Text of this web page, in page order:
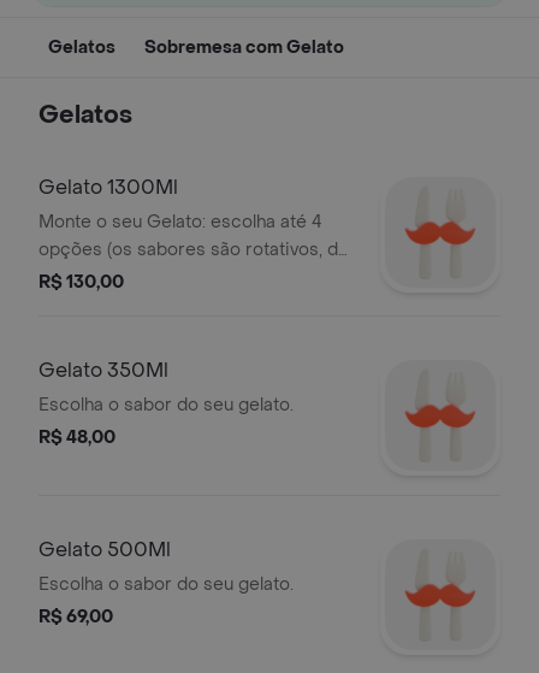
Gelatos Sobremesa com Gelato
Gelatos
Gelato 1300Ml
Monte o seu Gelato: escolha até 4
opções (os sabores são rotativos, de
acordo com a sazonalidade dos
R$ 130,00
Gelato 350Ml
Escolha o sabor do seu gelato.
R$ 48,00
Gelato 500Ml
Escolha o sabor do seu gelato.
R$ 69,00